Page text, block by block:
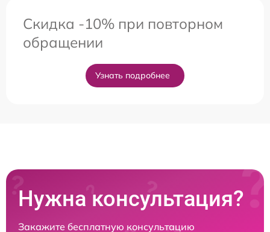
Скидка -10% при повторном
обращении
Узнать подробнее
Нужна консультация?
Закажите бесплатную консультацию